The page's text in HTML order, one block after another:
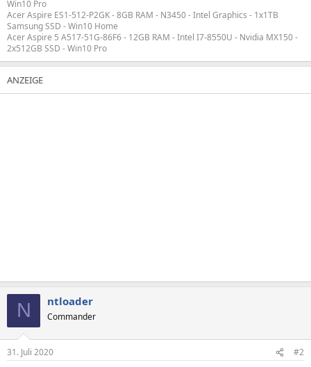
Win10 Pro
Acer Aspire ES1-512-P2GK - 8GB RAM - N3450 - Intel Graphics - 1x1TB
Samsung SSD - Win10 Home
Acer Aspire 5 A517-51G-86F6 - 12GB RAM - Intel I7-8550U - Nvidia MX150 -
2x512GB SSD - Win10 Pro
N ntloader
Commander
31. Juli 2020 #2